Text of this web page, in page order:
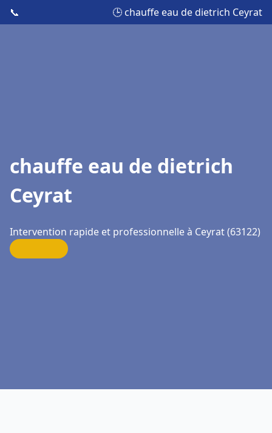
📞 🕒 chauffe eau de dietrich Ceyrat
chauffe eau de dietrich
Ceyrat
Intervention rapide et professionnelle à Ceyrat (63122)